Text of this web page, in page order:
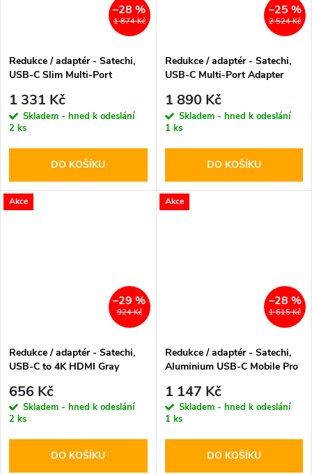
1 874 Kč
–28 %
Redukce / adaptér - Satechi,
USB-C Slim Multi-Port
1 331 Kč
Skladem - hned k odeslání
2 ks
DO KOŠÍKU
2 524 Kč
–25 %
Redukce / adaptér - Satechi,
USB-C Multi-Port Adapter
1 890 Kč
Skladem - hned k odeslání
1 ks
DO KOŠÍKU
Akce
924 Kč
–29 %
Redukce / adaptér - Satechi,
USB-C to 4K HDMI Gray
656 Kč
Skladem - hned k odeslání
2 ks
DO KOŠÍKU
Akce
1 615 Kč
–28 %
Redukce / adaptér - Satechi,
Aluminium USB-C Mobile Pro
1 147 Kč
Skladem - hned k odeslání
1 ks
DO KOŠÍKU